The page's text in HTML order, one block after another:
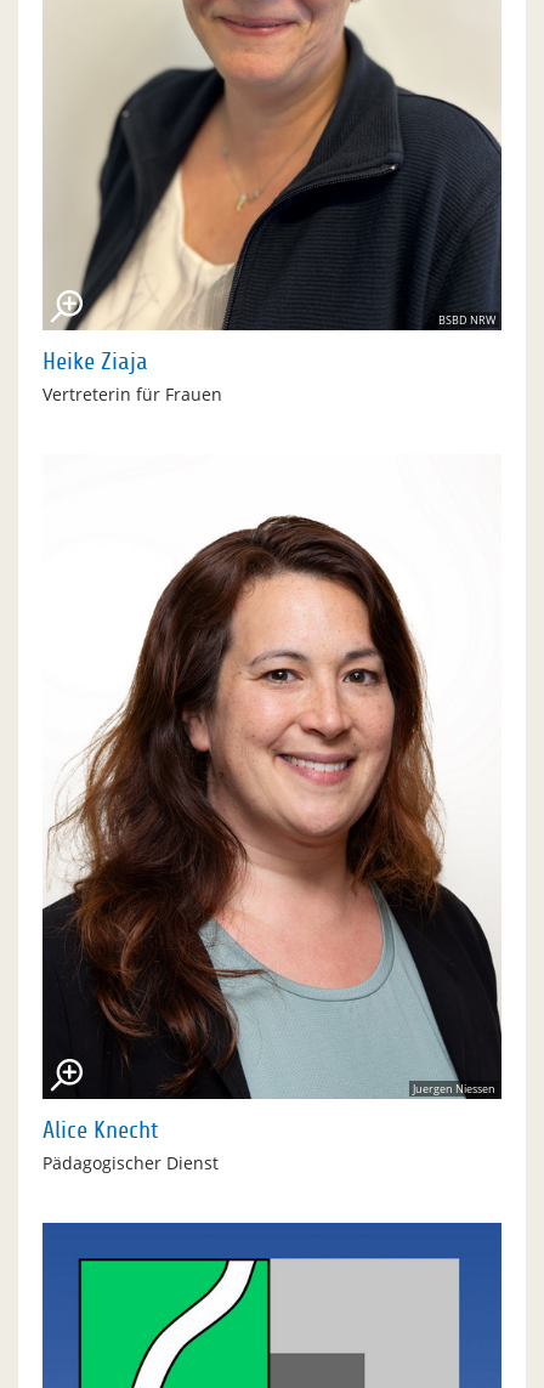
BSBD NRW
Heike Ziaja
Vertreterin für Frauen
Juergen Niessen
Alice Knecht
Pädagogischer Dienst